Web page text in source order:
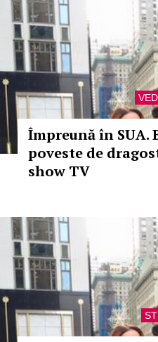
Împreună în SUA.
poveste de
show TV